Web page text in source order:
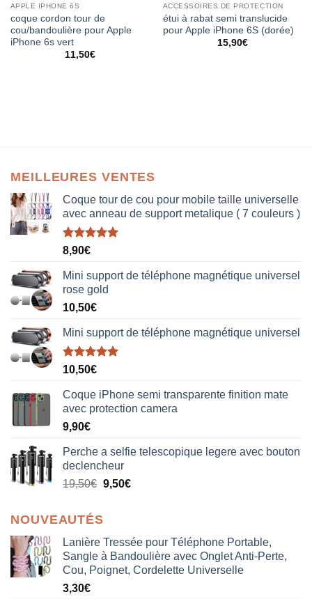
APPLE IPHONE 6S
coque cordon tour de
cou/bandoulière pour Apple
iPhone 6s vert
11,50€
ACCESSOIRES DE PROTECTION
étui à rabat semi translucide
pour Apple iPhone 6S (dorée)
15,90€
MEILLEURES VENTES
Coque tour de cou pour mobile taille universelle
avec anneau de support metalique ( 7 couleurs )
Note5.00
8,90€
Mini support de téléphone magnétique universel
rose gold
10,50€
Mini support de téléphone magnétique universel
Note5.00
10,50€
Coque iPhone semi transparente finition mate
avec protection camera
9,90€
Perche a selfie telescopique legere avec bouton
declencheur
19,50€ 9,50€
NOUVEAUTÉS
Lanière Tressée pour Téléphone Portable,
Sangle à Bandoulière avec Onglet Anti-Perte,
Cou, Poignet, Cordelette Universelle
3,30€